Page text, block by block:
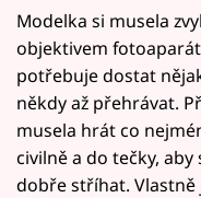
Modelka si musela
objektivem
potřebuje dostat
někdy až přehrávat.
musela hrát co
civilně a do tečky,
dobře stříhat. Vlastně